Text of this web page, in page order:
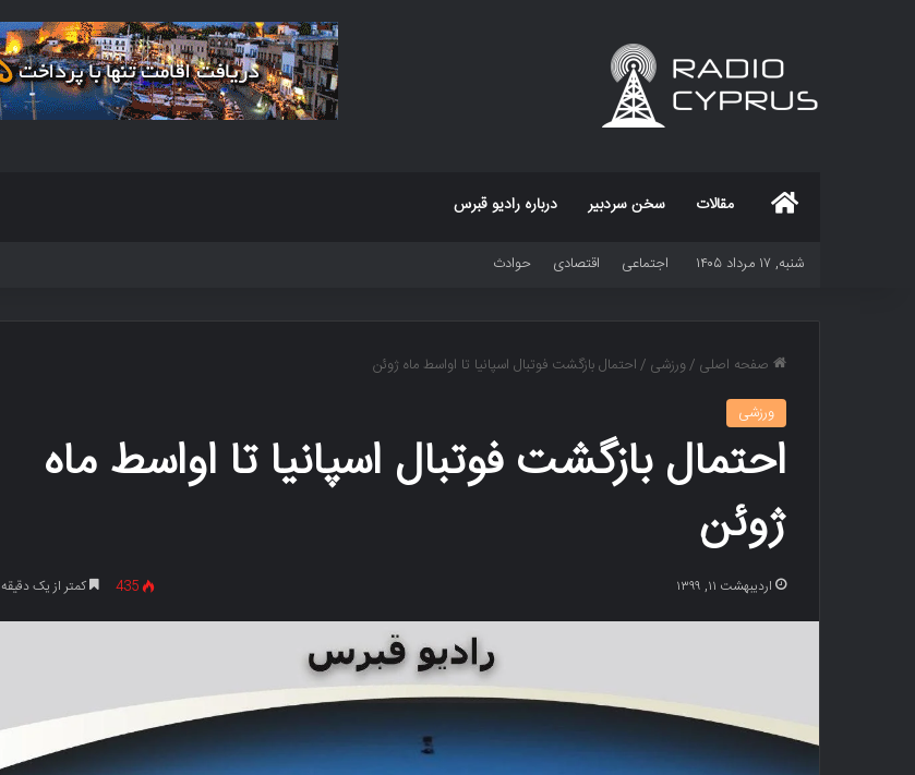
خانه مقالات سخن سردبیر درباره رادیو قبرس
شنبه, ۱۷ مرداد ۱۴۰۵ اجتماعی اقتصادی حوادث
صفحه اصلی /ورزشی /احتمال بازگشت فوتبال اسپانیا تا اواسط ماه ژوئن
ورزشی
احتمال بازگشت فوتبال اسپانیا تا اواسط ماه
ژوئن
اردیبهشت ۱۱, ۱۳۹۹ 435 کمتر از یک دقیقه